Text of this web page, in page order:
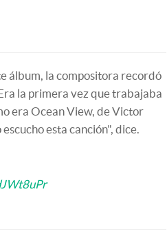
álbum, la compositora recordó
la primera vez que trabajaba
era Ocean View, de Victor
esta canción", dice.